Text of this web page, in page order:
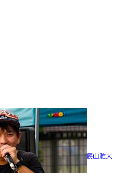
腰山雅大